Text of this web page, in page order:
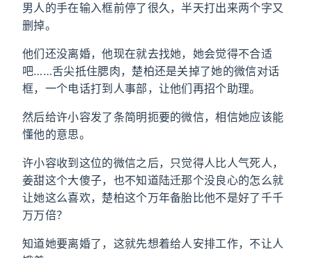
男人的手在输入框前停了很久，半天打出来两个字又
删掉。
他们还没离婚，他现在就去找她，她会觉得不合适
吧……舌尖抵住腮肉，楚柏还是关掉了她的微信对话
框，一个电话打到人事部，让他们再招个助理。
然后给许小容发了条简明扼要的微信，相信她应该能
懂他的意思。
许小容收到这位的微信之后，只觉得人比人气死人，
姜甜这个大傻子，也不知道陆迁那个没良心的怎么就
让她这么喜欢，楚柏这个万年备胎比他不是好了千千
万万倍？
知道她要离婚了，这就先想着给人安排工作，不让人